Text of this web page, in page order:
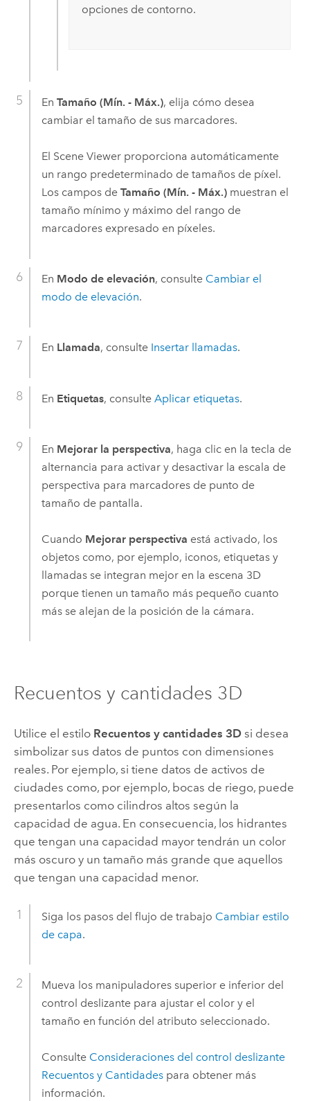
opciones de contorno.
En Tamaño (Mín. - Máx.), elija cómo desea
cambiar el tamaño de sus marcadores.
El Scene Viewerproporciona automáticamente
un rango predeterminado de tamaños de píxel.
Los campos de Tamaño (Mín. - Máx.)muestran el
tamaño mínimo y máximo del rango de
marcadores expresado en píxeles.
En Modo de elevación, consulte Cambiar el
modo de elevación.
En Llamada, consulte Insertar llamadas.
En Etiquetas, consulte Aplicar etiquetas.
En Mejorar la perspectiva, haga clic en la tecla de
alternancia para activar y desactivar la escala de
perspectiva para marcadores de punto de
tamaño de pantalla.
Cuando Mejorar perspectiva está activado, los
objetos como, por ejemplo, iconos, etiquetas y
llamadas se integran mejor en la escena 3D
porque tienen un tamaño más pequeño cuanto
más se alejan de la posición de la cámara.
Recuentos y cantidades 3D
Utilice el estilo Recuentos y cantidades 3Dsi desea
simbolizar sus datos de puntos con dimensiones
reales. Por ejemplo, si tiene datos de activos de
ciudades como, por ejemplo, bocas de riego, puede
presentarlos como cilindros altos según la
capacidad de agua. En consecuencia, los hidrantes
que tengan una capacidad mayor tendrán un color
más oscuro y un tamaño más grande que aquellos
que tengan una capacidad menor.
Siga los pasos del flujo de trabajo Cambiar estilo
de capa.
Mueva los manipuladores superior e inferior del
control deslizante para ajustar el color y el
tamaño en función del atributo seleccionado.
Consulte Consideraciones del control deslizante
Recuentos y Cantidadespara obtener más
información.